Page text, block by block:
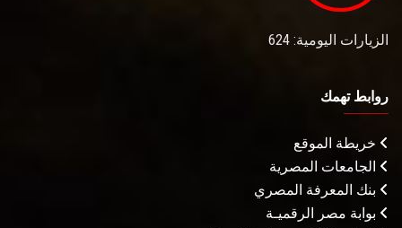
الزيارات اليومية: 624
روابط تهمك
خريطة الموقع
الجامعات المصرية
بنك المعرفة المصري
بوابة مصر الرقميـة